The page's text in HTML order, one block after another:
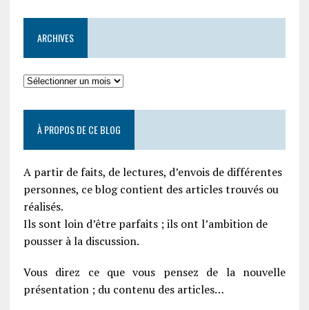
ARCHIVES
À PROPOS DE CE BLOG
A partir de faits, de lectures, d’envois de différentes
personnes, ce blog contient des articles trouvés ou
réalisés.
Ils sont loin d’être parfaits ; ils ont l’ambition de
pousser à la discussion.
Vous direz ce que vous pensez de la nouvelle
présentation ; du contenu des articles…